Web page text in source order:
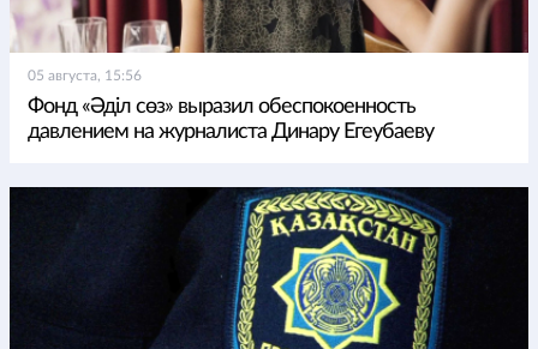
05 августа, 15:56
Фонд «Әділ сөз» выразил обеспокоенность
давлением на журналиста Динару Егеубаеву